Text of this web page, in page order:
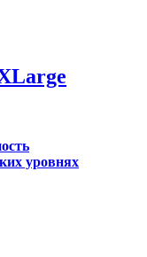
уровнях